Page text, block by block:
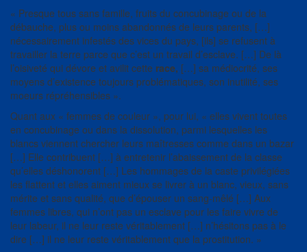
« Presque tous sans famille, fruits du concubinage ou de la
débauche, plus ou moins abandonnés de leurs parents, […]
nécessairement infestés des vices du pays, [ils] se refusent à
travailler la terre parce que c’est un travail d’esclave. […] De là
l’oisiveté qui dévore et avilit cette race, […] sa médiocrité, ses
moyens d’existence toujours problématiques, son inutilité, ses
moeurs répréhensibles ».
Quant aux « femmes de couleur », pour lui, « elles vivent toutes
en concubinage ou dans la dissolution, parmi lesquelles les
blancs viennent chercher leurs maîtresses comme dans un bazar
[…] Elle contribuent […] à entretenir l’abaissement de la classe
qu’elles déshonorent […] Les hommages de la caste privilégiées
les flattent et elles aiment mieux se livrer à un blanc, vieux, sans
mérite et sans qualité, que d’épouser un sang-mêlé […] Aux
femmes libres, qui n’ont pas un esclave pour les faire vivre de
leur labeur, il ne leur reste véritablement […] n’hésitons pas à le
dire […] il ne leur reste véritablement que la prostitution. »